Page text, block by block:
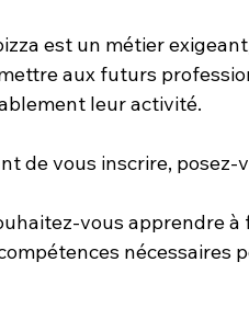
est un métier
aux futurs
leur activité.
de vous inscrire, posez-
vous apprendre
nécessaires